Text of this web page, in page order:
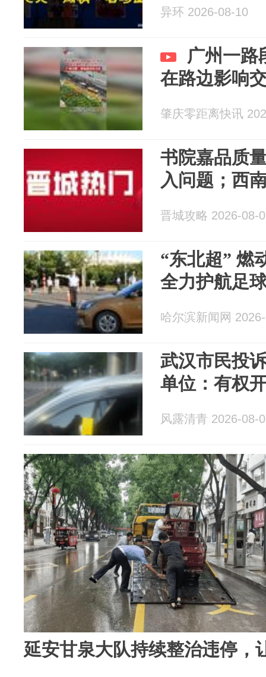
异环 2026-08-10
广州一路
在路边影响
肇庆零距离快讯
书院嘉品质
入问题；西
晋城攻略 2026-08-
“东北超” 燃
全力护航足
哈尔滨新闻网
武汉市民投
单位：有权
风露清青 2026-08-
延安甘泉大队持续整治违停，